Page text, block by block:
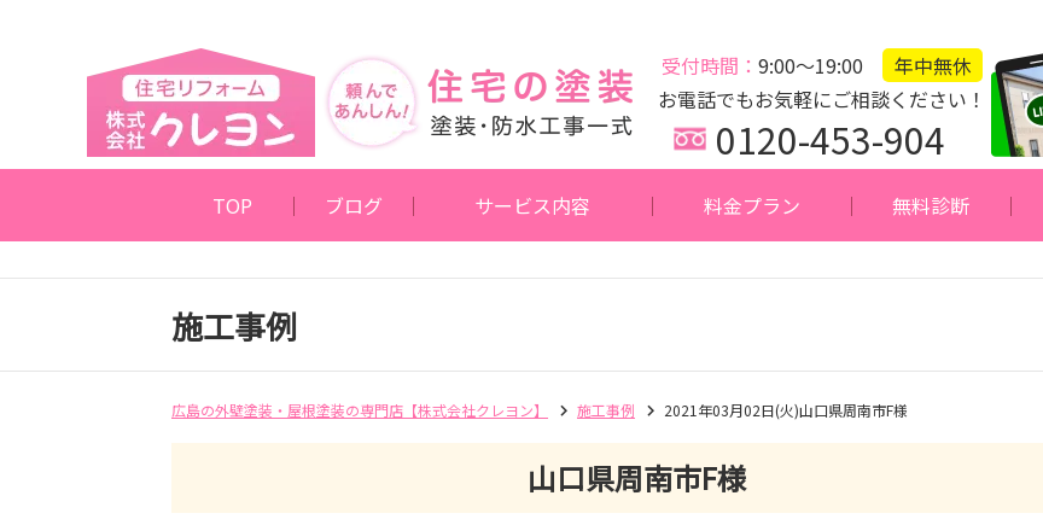
受付時間： 9:00～19:00
年中無休
お電話でもお気軽にご相談ください！
0120-453-904
TOP ブログ サービス内容 料金プラン 無料診断
施工事例
広島の外壁塗装・屋根塗装の専門店【株式会社クレヨン】 施工事例 2021年03月02日(火)山口県周南市F様
山口県周南市F様